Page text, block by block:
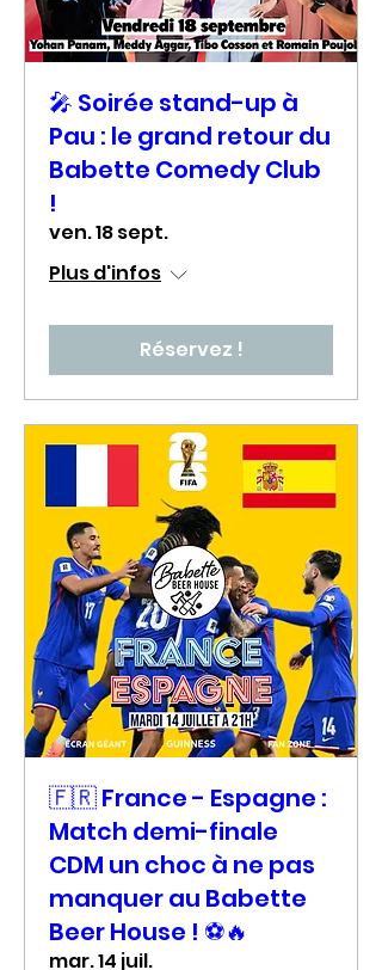
🎤 Soirée stand-up à
Pau : le grand retour du
Babette Comedy Club
!
ven. 18 sept.
Plus d'infos
Réservez !
🇫🇷 France - Espagne :
Match demi-finale
CDM un choc à ne pas
manquer au Babette
Beer House ! ⚽🔥
mar. 14 juil.